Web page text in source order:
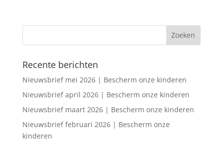
Recente berichten
Nieuwsbrief mei 2026 | Bescherm onze kinderen
Nieuwsbrief april 2026 | Bescherm onze kinderen
Nieuwsbrief maart 2026 | Bescherm onze kinderen
Nieuwsbrief februari 2026 | Bescherm onze
kinderen